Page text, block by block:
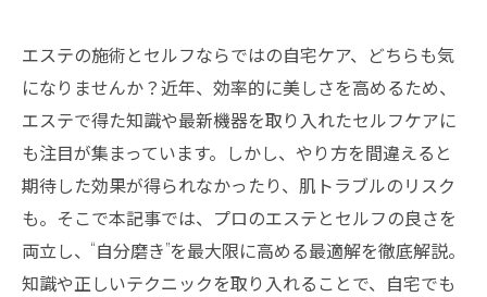
エステの施術とセルフならではの自宅ケア、どちらも気
になりませんか？近年、効率的に美しさを高めるため、
エステで得た知識や最新機器を取り入れたセルフケアに
も注目が集まっています。しかし、やり方を間違えると
期待した効果が得られなかったり、肌トラブルのリスク
も。そこで本記事では、プロのエステとセルフの良さを
両立し、“自分磨き”を最大限に高める最適解を徹底解説。
知識や正しいテクニックを取り入れることで、自宅でも